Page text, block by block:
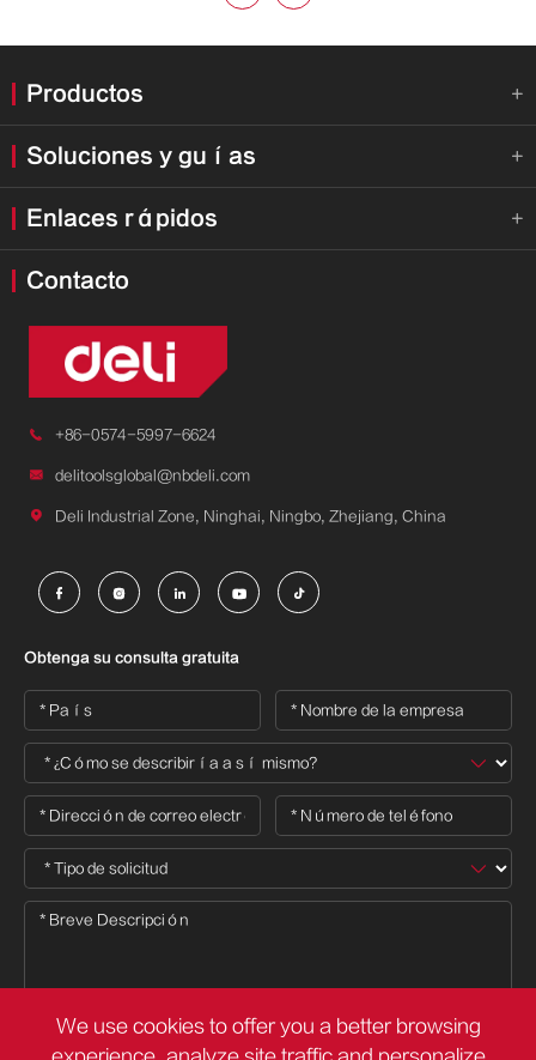
Productos 
Soluciones y guías 
Enlaces rápidos 
Contacto
 +86-0574-5997-6624
 delitoolsglobal@nbdeli.com
 Deli Industrial Zone, Ninghai, Ningbo, Zhejiang, China
    
Obtenga su consulta gratuita
We use cookies to offer you a better browsing